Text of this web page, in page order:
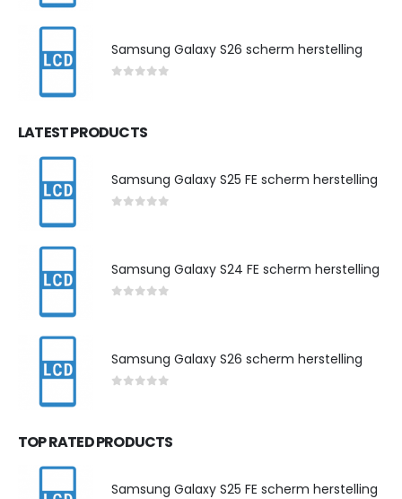
Samsung Galaxy S26 scherm herstelling
LATEST PRODUCTS
Samsung Galaxy S25 FE scherm herstelling
Samsung Galaxy S24 FE scherm herstelling
Samsung Galaxy S26 scherm herstelling
TOP RATED PRODUCTS
Samsung Galaxy S25 FE scherm herstelling